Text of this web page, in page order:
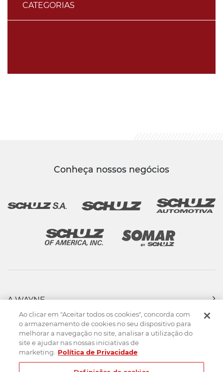
CATEGORIAS
Conheça nossos negócios
A WAYNE
PRODUTOS
FORÇA DE VENDAS
ASSISTÊNCIA TÉCNICA
DOWNLOADS
CONTATO
Ao clicar em "Aceitar todos os cookies", concorda com
o armazenamento de cookies no seu dispositivo para
melhorar a navegação no site, analisar a utilização do
site e ajudar nas nossas iniciativas de
marketing.
Política de Privacidade